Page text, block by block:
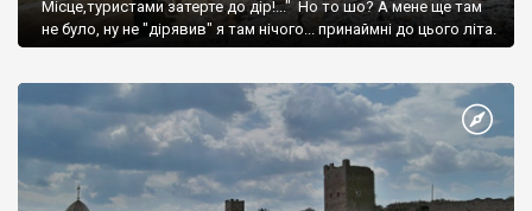
Місце,туристами затерте до дір!..." Но то шо? А мене ще там
не було, ну не "дірявив" я там нічого... принаймні до цього літа.